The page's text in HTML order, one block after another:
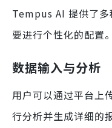
Tempus AI 提供了多
要进行个性化的配置。
数据输入与分析
用户可以通过平台上
行分析并生成详细的